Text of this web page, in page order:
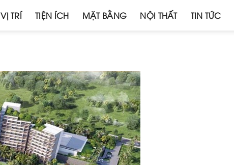
VỊ TRÍ TIỆN ÍCH MẶT BẰNG NỘI THẤT TIN TỨC